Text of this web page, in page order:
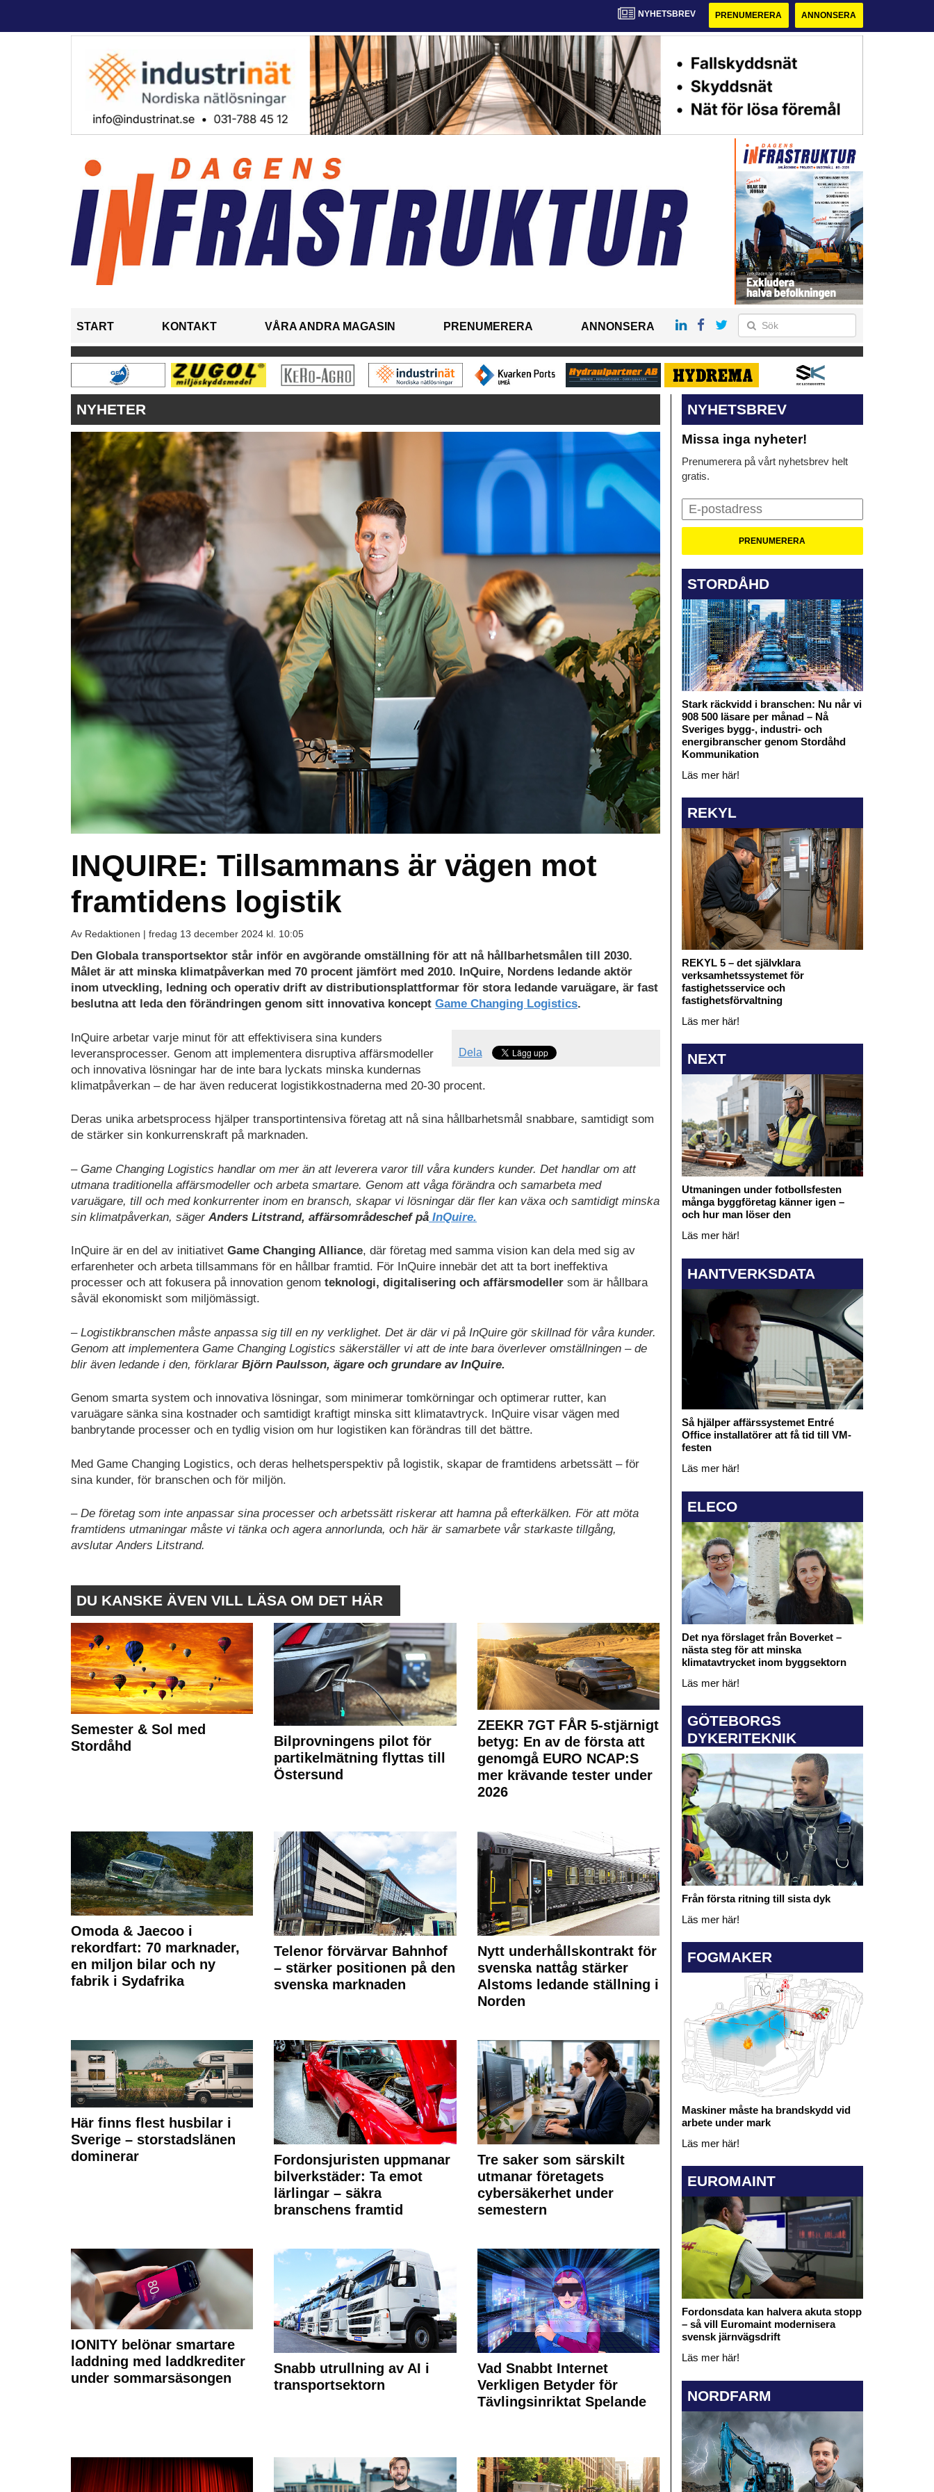
NYHETSBREV PRENUMERERA ANNONSERA
START KONTAKT VÅRA ANDRA MAGASIN PRENUMERERA ANNONSERA
NYHETER
INQUIRE: Tillsammans är vägen mot
framtidens logistik
Av Redaktionen | fredag 13 december 2024 kl. 10:05
Ladda
ned
som
PDF
Den Globala transportsektor står inför en avgörande omställning för att nå hållbarhetsmålen till 2030.
Målet är att minska klimatpåverkan med 70 procent jämfört med 2010. InQuire, Nordens ledande aktör
inom utveckling, ledning och operativ drift av distributionsplattformar för stora ledande varuägare, är fast
beslutna att leda den förändringen genom sitt innovativa koncept Game Changing Logistics.
Dela
InQuire arbetar varje minut för att effektivisera sina kunders
leveransprocesser. Genom att implementera disruptiva affärsmodeller
och innovativa lösningar har de inte bara lyckats minska kundernas
klimatpåverkan – de har även reducerat logistikkostnaderna med 20-30 procent.
Deras unika arbetsprocess hjälper transportintensiva företag att nå sina hållbarhetsmål snabbare, samtidigt som
de stärker sin konkurrenskraft på marknaden.
– Game Changing Logistics handlar om mer än att leverera varor till våra kunders kunder. Det handlar om att
utmana traditionella affärsmodeller och arbeta smartare. Genom att våga förändra och samarbeta med
varuägare, till och med konkurrenter inom en bransch, skapar vi lösningar där fler kan växa och samtidigt minska
sin klimatpåverkan, säger Anders Litstrand, affärsområdeschef på InQuire.
InQuire är en del av initiativet Game Changing Alliance, där företag med samma vision kan dela med sig av
erfarenheter och arbeta tillsammans för en hållbar framtid. För InQuire innebär det att ta bort ineffektiva
processer och att fokusera på innovation genom teknologi, digitalisering och affärsmodeller som är hållbara
såväl ekonomiskt som miljömässigt.
– Logistikbranschen måste anpassa sig till en ny verklighet. Det är där vi på InQuire gör skillnad för våra kunder.
Genom att implementera Game Changing Logistics säkerställer vi att de inte bara överlever omställningen – de
blir även ledande i den, förklarar Björn Paulsson, ägare och grundare av InQuire.
Genom smarta system och innovativa lösningar, som minimerar tomkörningar och optimerar rutter, kan
varuägare sänka sina kostnader och samtidigt kraftigt minska sitt klimatavtryck. InQuire visar vägen med
banbrytande processer och en tydlig vision om hur logistiken kan förändras till det bättre.
Med Game Changing Logistics, och deras helhetsperspektiv på logistik, skapar de framtidens arbetssätt – för
sina kunder, för branschen och för miljön.
– De företag som inte anpassar sina processer och arbetssätt riskerar att hamna på efterkälken. För att möta
framtidens utmaningar måste vi tänka och agera annorlunda, och här är samarbete vår starkaste tillgång,
avslutar Anders Litstrand.
DU KANSKE ÄVEN VILL LÄSA OM DET HÄR
Semester & Sol med
Stordåhd
Bilprovningens pilot för
partikelmätning flyttas till
Östersund
ZEEKR 7GT FÅR 5-stjärnigt
betyg: En av de första att
genomgå EURO NCAP:S
mer krävande tester under
2026
Omoda & Jaecoo i
rekordfart: 70 marknader,
en miljon bilar och ny
fabrik i Sydafrika
Telenor förvärvar Bahnhof
– stärker positionen på den
svenska marknaden
Nytt underhållskontrakt för
svenska nattåg stärker
Alstoms ledande ställning i
Norden
Här finns flest husbilar i
Sverige – storstadslänen
dominerar
Fordonsjuristen uppmanar
bilverkstäder: Ta emot
lärlingar – säkra
branschens framtid
Tre saker som särskilt
utmanar företagets
cybersäkerhet under
semestern
IONITY belönar smartare
laddning med laddkrediter
under sommarsäsongen
Snabb utrullning av AI i
transportsektorn
Vad Snabbt Internet
Verkligen Betyder för
Tävlingsinriktat Spelande
NYHETSBREV
Missa inga nyheter!
Prenumerera på vårt nyhetsbrev helt
gratis.
STORDÅHD
Stark räckvidd i branschen: Nu når vi
908 500 läsare per månad – Nå
Sveriges bygg-, industri- och
energibranscher genom Stordåhd
Kommunikation
Läs mer här!
REKYL
REKYL 5 – det självklara
verksamhetssystemet för
fastighetsservice och
fastighetsförvaltning
Läs mer här!
NEXT
Utmaningen under fotbollsfesten
många byggföretag känner igen –
och hur man löser den
Läs mer här!
HANTVERKSDATA
Så hjälper affärssystemet Entré
Office installatörer att få tid till VM-
festen
Läs mer här!
ELECO
Det nya förslaget från Boverket –
nästa steg för att minska
klimatavtrycket inom byggsektorn
Läs mer här!
GÖTEBORGS
DYKERITEKNIK
Från första ritning till sista dyk
Läs mer här!
FOGMAKER
Maskiner måste ha brandskydd vid
arbete under mark
Läs mer här!
EUROMAINT
Fordonsdata kan halvera akuta stopp
– så vill Euromaint modernisera
svensk järnvägsdrift
Läs mer här!
NORDFARM